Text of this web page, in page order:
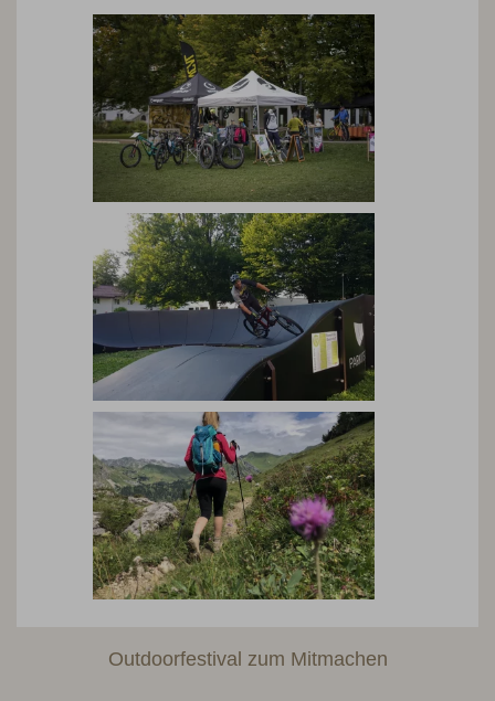
Outdoorfestival zum Mitmachen